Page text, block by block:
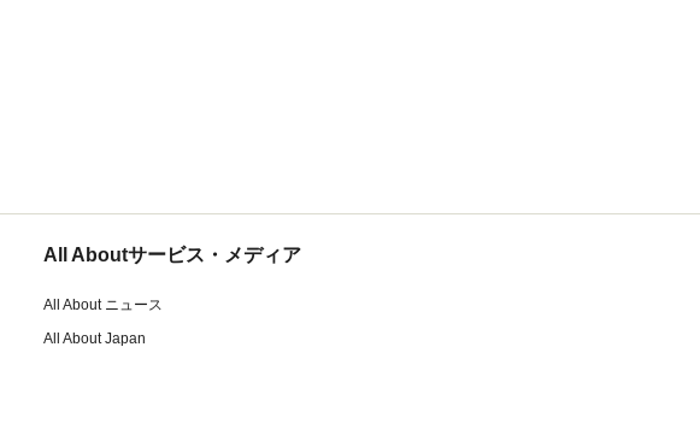
All Aboutサービス・メディア
All About ニュース
All About Japan